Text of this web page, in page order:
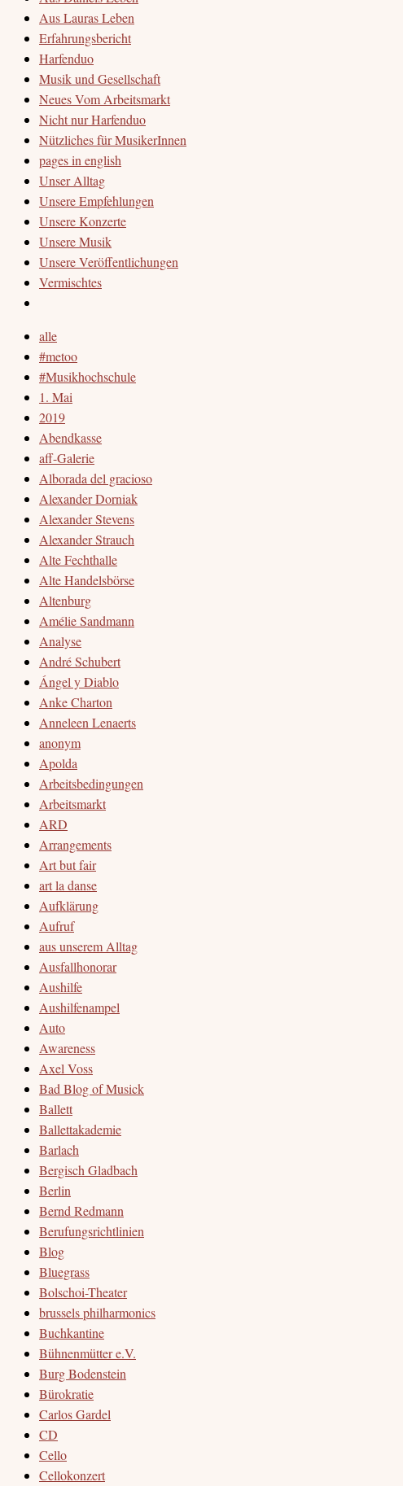
Aus Lauras Leben
Erfahrungsbericht
Harfenduo
Musik und Gesellschaft
Neues Vom Arbeitsmarkt
Nicht nur Harfenduo
Nützliches für MusikerInnen
pages in english
Unser Alltag
Unsere Empfehlungen
Unsere Konzerte
Unsere Musik
Unsere Veröffentlichungen
Vermischtes
alle
#metoo
#Musikhochschule
1. Mai
2019
Abendkasse
aff-Galerie
Alborada del gracioso
Alexander Dorniak
Alexander Stevens
Alexander Strauch
Alte Fechthalle
Alte Handelsbörse
Altenburg
Amélie Sandmann
Analyse
André Schubert
Ángel y Diablo
Anke Charton
Anneleen Lenaerts
anonym
Apolda
Arbeitsbedingungen
Arbeitsmarkt
ARD
Arrangements
Art but fair
art la danse
Aufklärung
Aufruf
aus unserem Alltag
Ausfallhonorar
Aushilfe
Aushilfenampel
Auto
Awareness
Axel Voss
Bad Blog of Musick
Ballett
Ballettakademie
Barlach
Bergisch Gladbach
Berlin
Bernd Redmann
Berufungsrichtlinien
Blog
Bluegrass
Bolschoi-Theater
brussels philharmonics
Buchkantine
Bühnenmütter e.V.
Burg Bodenstein
Bürokratie
Carlos Gardel
CD
Cello
Cellokonzert